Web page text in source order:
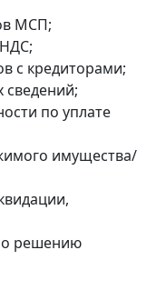
МСП;
с кредиторами;
по уплате
имущества/
решению